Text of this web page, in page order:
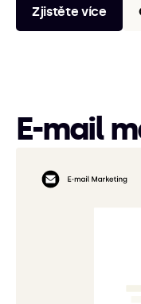
Zjistěte více
E-mail